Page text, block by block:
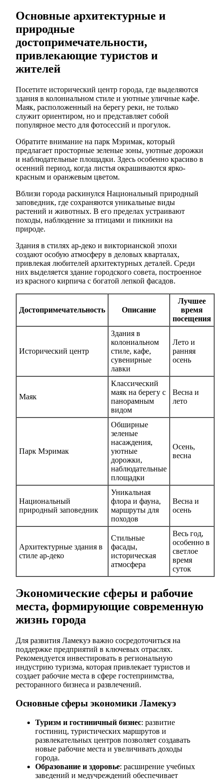
Основные архитектурные и
природные
достопримечательности,
привлекающие туристов и
жителей
Посетите исторический центр города, где выделяются
здания в колониальном стиле и уютные уличные кафе.
Маяк, расположенный на берегу реки, не только
служит ориентиром, но и представляет собой
популярное место для фотосессий и прогулок.
Обратите внимание на парк Мэримак, который
предлагает просторные зеленые зоны, уютные дорожки
и наблюдательные площадки. Здесь особенно красиво в
осенний период, когда листья окрашиваются ярко-
красным и оранжевым цветом.
Вблизи города раскинулся Национальный природный
заповедник, где сохраняются уникальные виды
растений и животных. В его пределах устраивают
походы, наблюдение за птицами и пикники на
природе.
Здания в стилях ар-деко и викторианской эпохи
создают особую атмосферу в деловых кварталах,
привлекая любителей архитектурных деталей. Среди
них выделяется здание городского совета, построенное
из красного кирпича с богатой лепкой фасадов.
Достопримечательность Описание
Лучшее
время
посещения
Исторический центр
Здания в
колониальном
стиле, кафе,
сувенирные
лавки
Лето и
ранняя
осень
Маяк
Классический
маяк на берегу с
панорамным
видом
Весна и
лето
Парк Мэримак
Обширные
зеленые
насаждения,
уютные
дорожки,
наблюдательные
площадки
Осень,
весна
Национальный
природный заповедник
Уникальная
флора и фауна,
маршруты для
походов
Весна и
осень
Архитектурные здания в
стиле ар-деко
Стильные
фасады,
историческая
атмосфера
Весь год,
особенно в
светлое
время
суток
Экономические сферы и рабочие
места, формирующие современную
жизнь города
Для развития Ламекуэ важно сосредоточиться на
поддержке предприятий в ключевых отраслях.
Рекомендуется инвестировать в региональную
индустрию туризма, которая привлекает туристов и
создает рабочие места в сфере гостеприимства,
ресторанного бизнеса и развлечений.
Основные сферы экономики Ламекуэ
Туризм и гостиничный бизнес: развитие
гостиниц, туристических маршрутов и
развлекательных центров позволяет создавать
новые рабочие места и увеличивать доходы
города.
Образование и здоровье: расширение учебных
заведений и медучреждений обеспечивает